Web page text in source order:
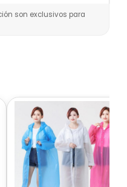
son exclusivos para